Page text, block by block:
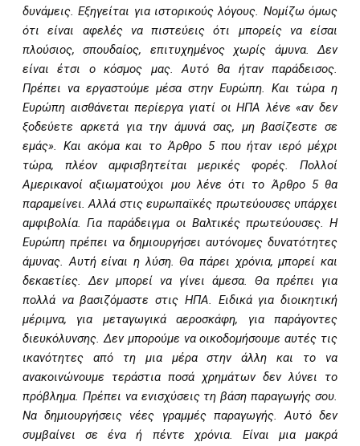
δυνάμεις. Εξηγείται για ιστορικούς λόγους. Νομίζω όμως
ότι είναι αφελές να πιστεύεις ότι μπορείς να είσαι
πλούσιος, σπουδαίος, επιτυχημένος χωρίς άμυνα. Δεν
είναι έτσι ο κόσμος μας. Αυτό θα ήταν παράδεισος.
Πρέπει να εργαστούμε μέσα στην Ευρώπη. Και τώρα η
Ευρώπη αισθάνεται περίεργα γιατί οι ΗΠΑ λένε «αν δεν
ξοδεύετε αρκετά για την άμυνά σας, μη βασίζεστε σε
εμάς». Και ακόμα και το Άρθρο 5 που ήταν ιερό μέχρι
τώρα, πλέον αμφισβητείται μερικές φορές. Πολλοί
Αμερικανοί αξιωματούχοι μου λένε ότι το Άρθρο 5 θα
παραμείνει. Αλλά στις ευρωπαϊκές πρωτεύουσες υπάρχει
αμφιβολία. Για παράδειγμα οι Βαλτικές πρωτεύουσες. Η
Ευρώπη πρέπει να δημιουργήσει αυτόνομες δυνατότητες
άμυνας. Αυτή είναι η λύση. Θα πάρει χρόνια, μπορεί και
δεκαετίες. Δεν μπορεί να γίνει άμεσα. Θα πρέπει για
πολλά να βασιζόμαστε στις ΗΠΑ. Ειδικά για διοικητική
μέριμνα, για μεταγωγικά αεροσκάφη, για παράγοντες
διευκόλυνσης. Δεν μπορούμε να οικοδομήσουμε αυτές τις
ικανότητες από τη μια μέρα στην άλλη και το να
ανακοινώνουμε τεράστια ποσά χρημάτων δεν λύνει το
πρόβλημα. Πρέπει να ενισχύσεις τη βάση παραγωγής σου.
Να δημιουργήσεις νέες γραμμές παραγωγής. Αυτό δεν
συμβαίνει σε ένα ή πέντε χρόνια. Είναι μια μακρά